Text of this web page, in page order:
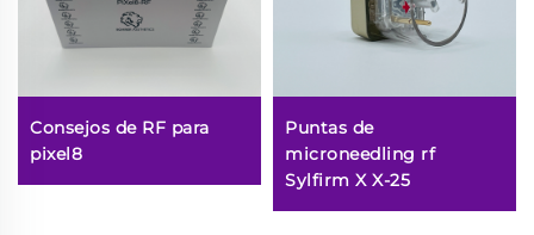
Consejos de RF para
pixel8
Puntas de
microneedling rf
Sylfirm X X-25